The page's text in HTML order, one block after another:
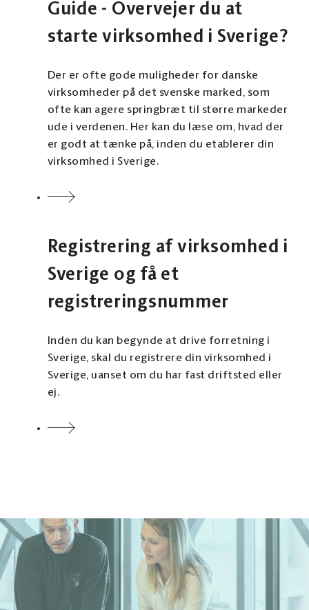
Guide - Overvejer du at
starte virksomhed i Sverige?
Der er ofte gode muligheder for danske
virksomheder på det svenske marked, som
ofte kan agere springbræt til større markeder
ude i verdenen. Her kan du læse om, hvad der
er godt at tænke på, inden du etablerer din
virksomhed i Sverige.
Registrering af virksomhed i
Sverige og få et
registreringsnummer
Inden du kan begynde at drive forretning i
Sverige, skal du registrere din virksomhed i
Sverige, uanset om du har fast driftsted eller
ej.